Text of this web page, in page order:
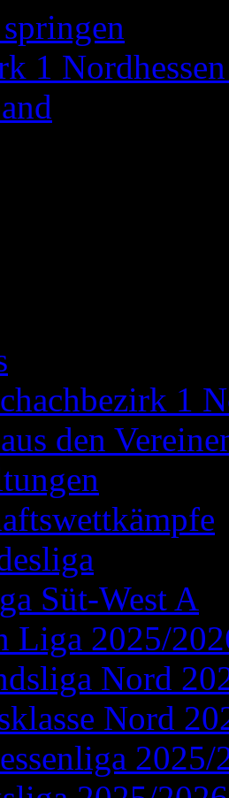
1
1
den
Süt-West A
Liga 2025/
Nord
Nord
2025/